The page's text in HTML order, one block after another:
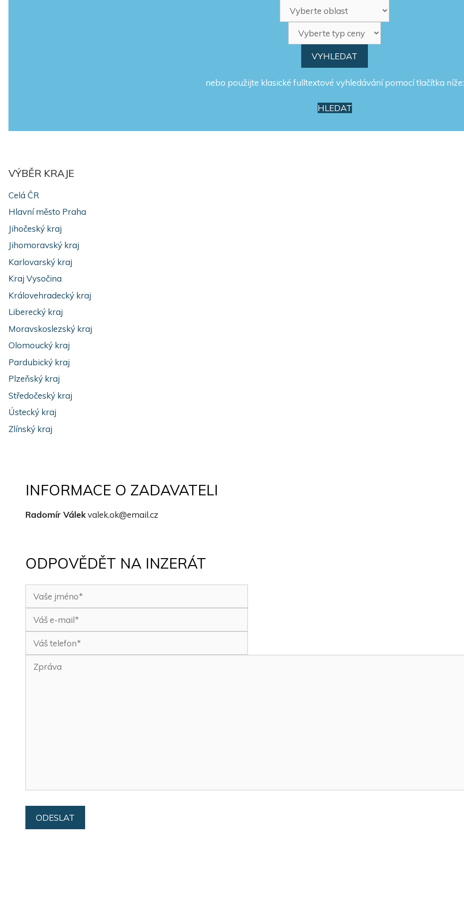
nebo použijte klasické fulltextové vyhledávání pomocí tlačítka níže:
HLEDAT
VÝBĚR KRAJE
Celá ČR
Hlavní město Praha
Jihočeský kraj
Jihomoravský kraj
Karlovarský kraj
Kraj Vysočina
Královehradecký kraj
Liberecký kraj
Moravskoslezský kraj
Olomoucký kraj
Pardubický kraj
Plzeňský kraj
Středočeský kraj
Ústecký kraj
Zlínský kraj
INFORMACE O ZADAVATELI
Radomír Válekvalek.ok@email.cz
ODPOVĚDĚT NA INZERÁT